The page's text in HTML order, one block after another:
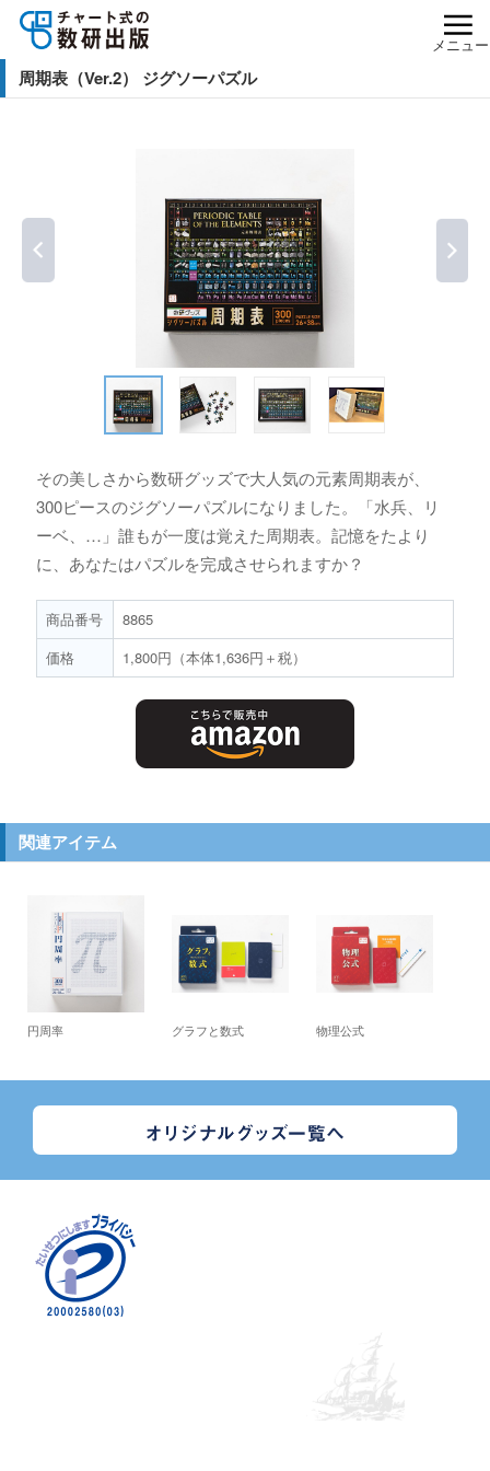
メニュー
周期表（Ver.2） ジグソーパズル
その美しさから数研グッズで大人気の元素周期表が、
300ピースのジグソーパズルになりました。「水兵、リ
ーベ、…」誰もが一度は覚えた周期表。記憶をたより
に、あなたはパズルを完成させられますか？
商品番号
8865
価格
1,800円（本体1,636円＋税）
関連アイテム
円周率 グラフと数式 物理公式